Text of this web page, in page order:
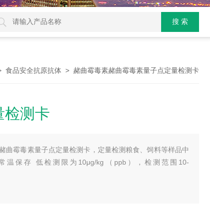
食品安全抗原抗体 > 赭曲霉毒素赭曲霉毒素量子点定量检测卡
检测卡
曲霉毒素量子点定量检测卡，定量检测粮食、饲料等样品中
保存 低检测限为10μg/kg（ppb），检测范围10-